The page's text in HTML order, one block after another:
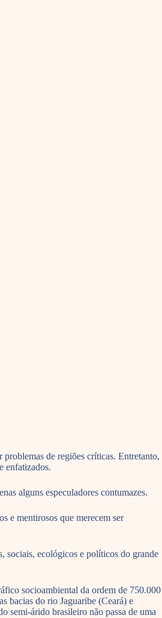
de regiões críticas. Entretanto,
enfatizados.
alguns especuladores contumazes.
e mentirosos que merecem ser
sociais, ecológicos e políticos do grande
socioambiental da ordem de 750.000
bacias do rio Jaguaribe (Ceará) e
semi-árido brasileiro não passa de uma